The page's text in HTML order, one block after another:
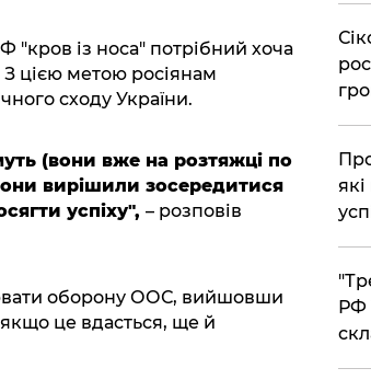
"кров із носа" потрібний хоча
З цією метою росіянам
сходу України.
(вони вже на розтяжці по
вирішили зосередитися
успіху", – розповів
оборону ООС, вийшовши
якщо це вдасться, ще й
РФ